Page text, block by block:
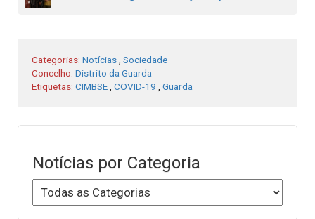
Categorias: Notícias Sociedade
Concelho: Distrito da Guarda
Etiquetas: CIMBSE COVID-19 Guarda
Notícias por Categoria